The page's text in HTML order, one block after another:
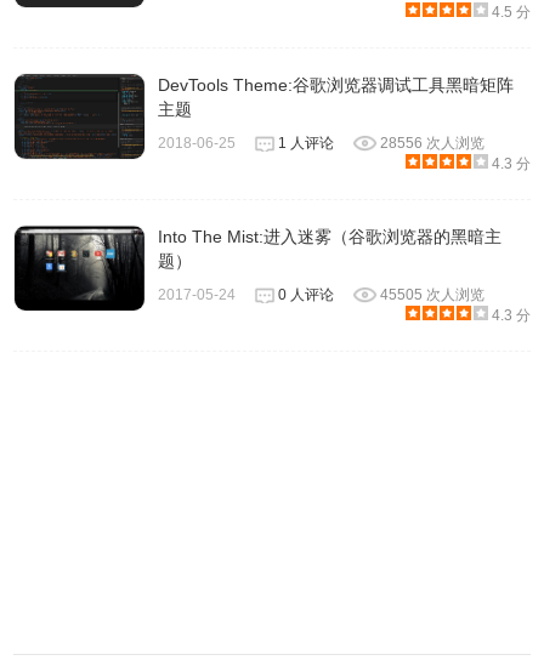
属于进阶玩法。
调节四大参数:
4.5 分
DevTools Theme:谷歌浏览器调试工具黑暗矩阵
主题
2018-06-25 1 人评论
28556 次人浏览
4.3 分
Into The Mist:进入迷雾（谷歌浏览器的黑暗主
题）
2017-05-24 0 人评论
45505 次人浏览
4.3 分